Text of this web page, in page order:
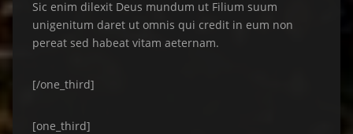
Sic enim dilexit Deus mundum ut Filium suum
unigenitum daret ut omnis qui credit in eum non
pereat sed habeat vitam aeternam.
[/one_third]
[one_third]